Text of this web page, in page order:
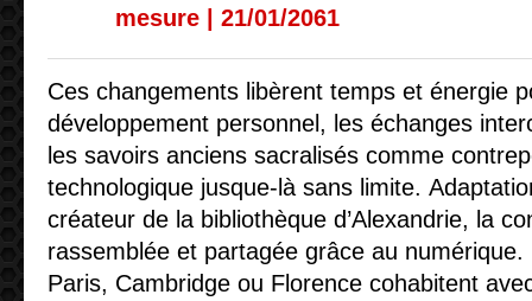
mesure | 21/01/2061
Ces changements libèrent temps et énergie
développement personnel, les échanges
les savoirs anciens sacralisés comme
technologique jusque-là sans limite.
créateur de la bibliothèque d’Alexandrie, la
rassemblée et partagée grâce au
Paris, Cambridge ou Florence cohabitent